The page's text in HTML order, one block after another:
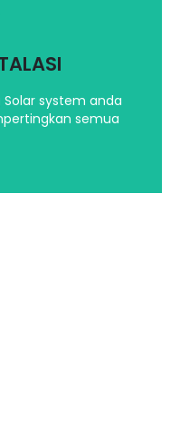
system anda
semua
segala aspek